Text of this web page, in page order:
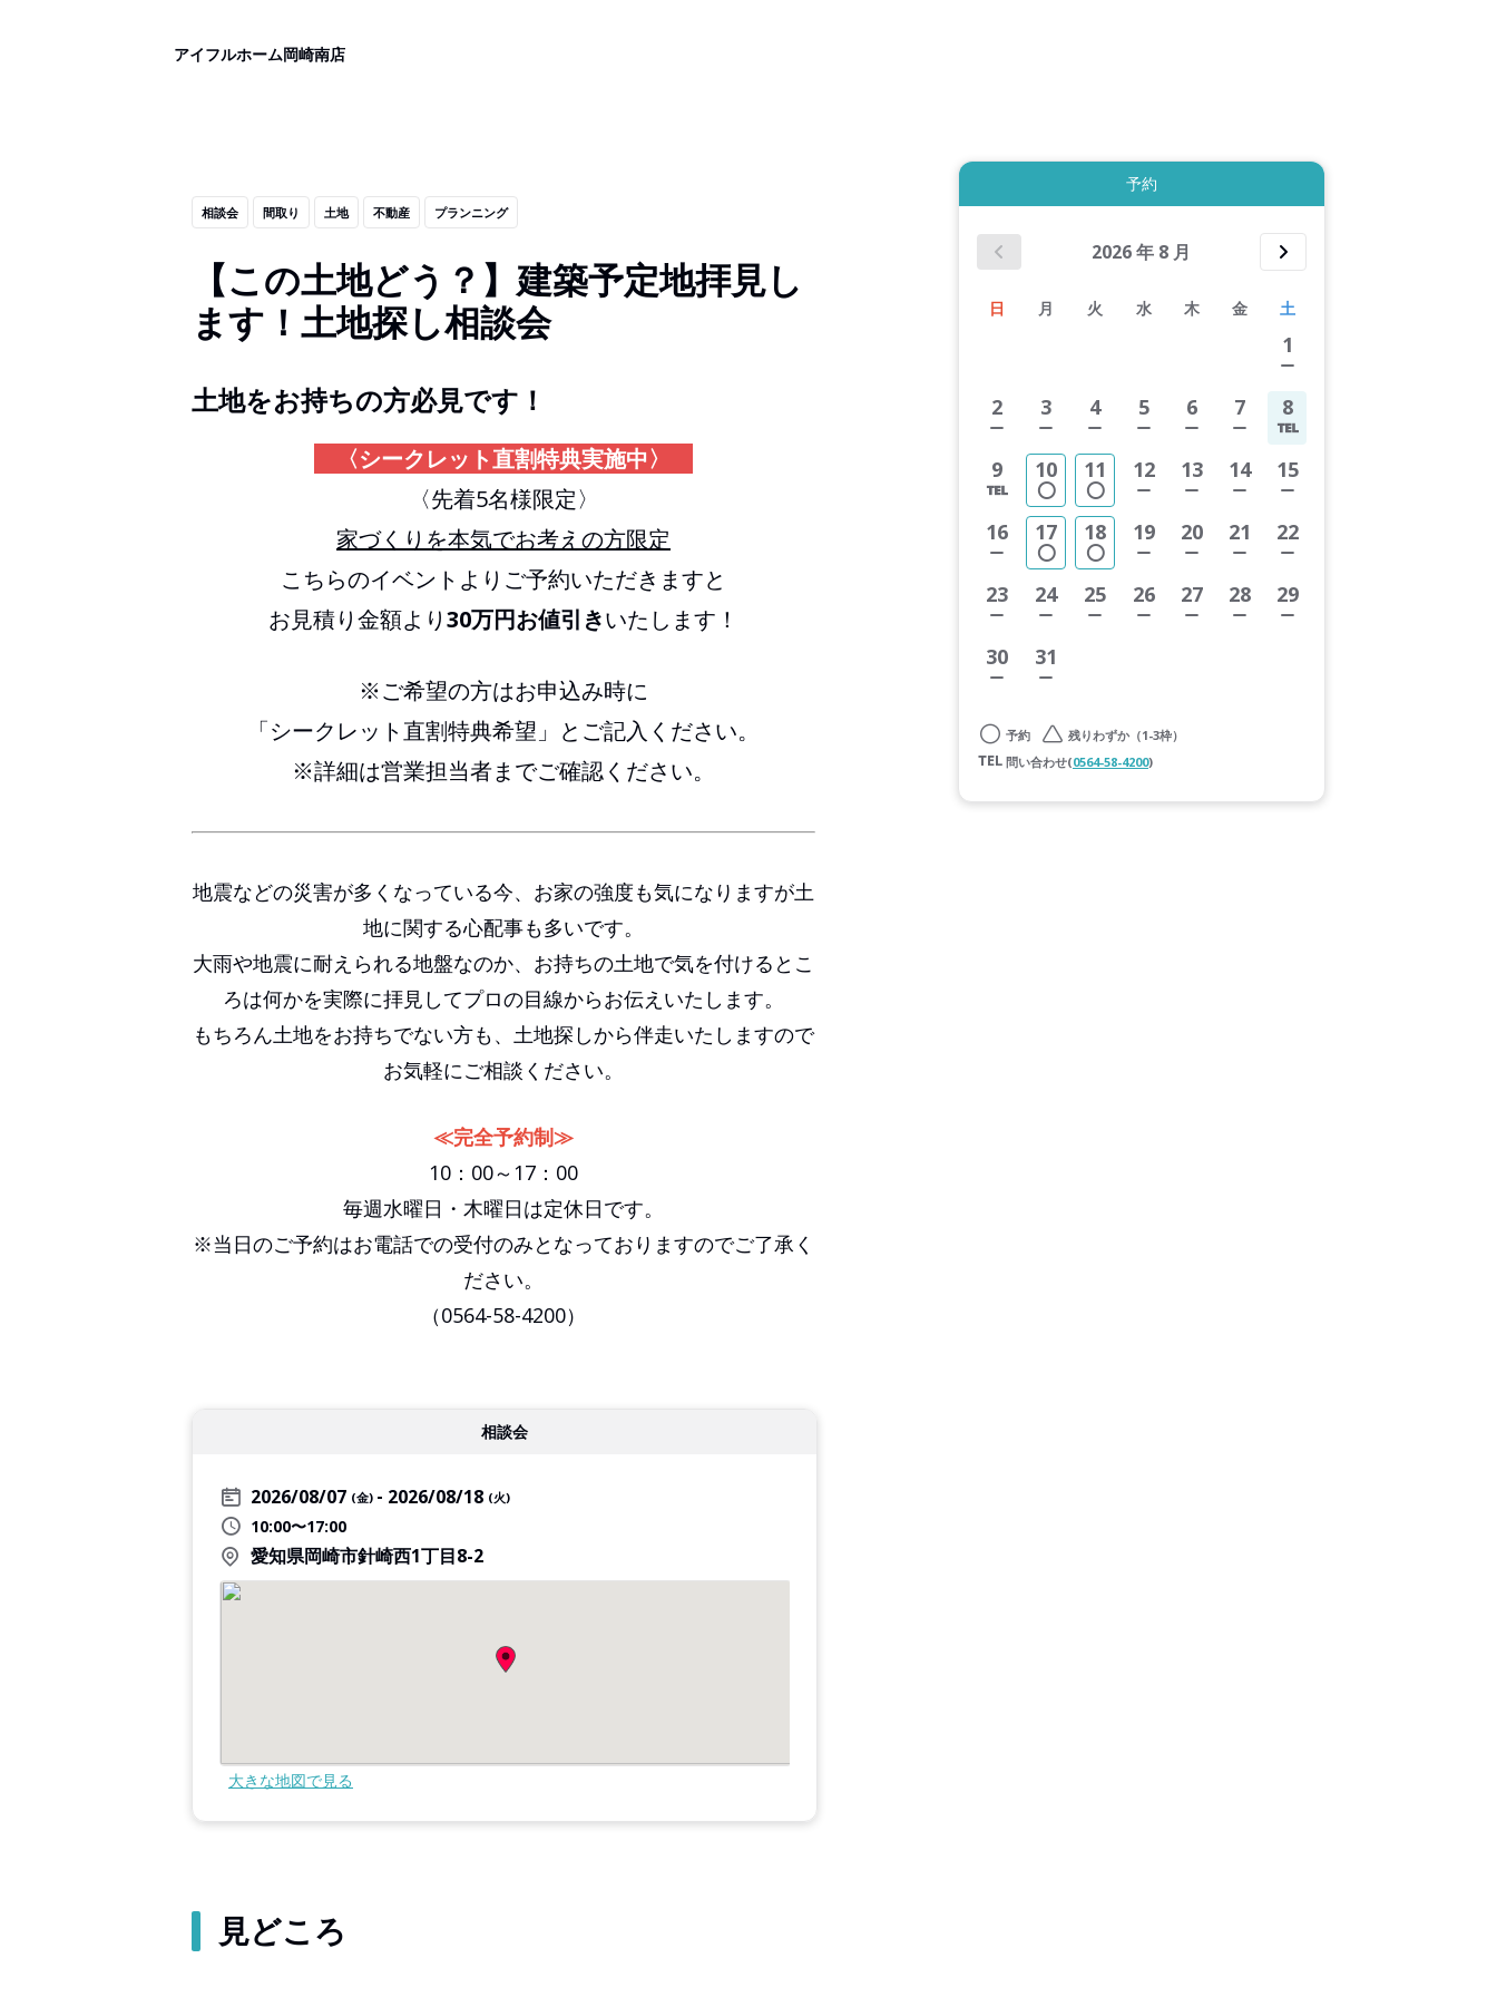
アイフルホーム岡崎南店
相談会 間取り 土地 不動産 プランニング
【この土地どう？】建築予定地拝見し
ます！土地探し相談会
土地をお持ちの方必見です！
〈シークレット直割特典実施中〉
〈先着5名様限定〉
家づくりを本気でお考えの方限定
こちらのイベントよりご予約いただきますと
お見積り金額より30万円お値引きいたします！
※ご希望の方はお申込み時に
「シークレット直割特典希望」とご記入ください。
※詳細は営業担当者までご確認ください。
地震などの災害が多くなっている今、お家の強度も気になりますが土
地に関する心配事も多いです。
大雨や地震に耐えられる地盤なのか、お持ちの土地で気を付けるとこ
ろは何かを実際に拝見してプロの目線からお伝えいたします。
もちろん土地をお持ちでない方も、土地探しから伴走いたしますので
お気軽にご相談ください。
≪完全予約制≫
10：00～17：00
毎週水曜日・木曜日は定休日です。
※当日のご予約はお電話での受付のみとなっておりますのでご了承く
ださい。
（0564-58-4200）
相談会
2026/08/07 (金) 2026/08/18 (火)
10:00〜17:00
愛知県岡崎市針崎西1丁目8-2
大きな地図で見る
見どころ
予約
2026年 8 月
日 月 火 水 木 金 土
1
2 3 4 5 6 7 8
9 10 11 12 13 14 15
16 17 18 19 20 21 22
23 24 25 26 27 28 29
30 31
予約
残りわずか（1-3枠）
問い合わせ(0564-58-4200)